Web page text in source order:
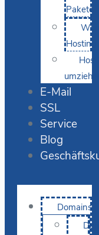
Pakete
Hosting
umziehen
E-Mail
SSL
Service
Blog
Domains